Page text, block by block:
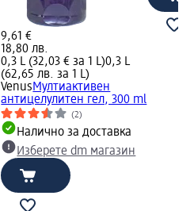
9,61 €
18,80 лв.
0,3 L (32,03 € за 1 L)0,3 L
(62,65 лв. за 1 L)
VenusМултиактивен
антицелулитен гел, 300 ml
(2)
Налично за доставка
Изберете dm магазин